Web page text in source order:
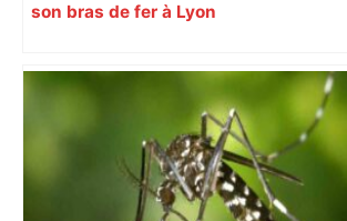
son bras de fer à Lyon